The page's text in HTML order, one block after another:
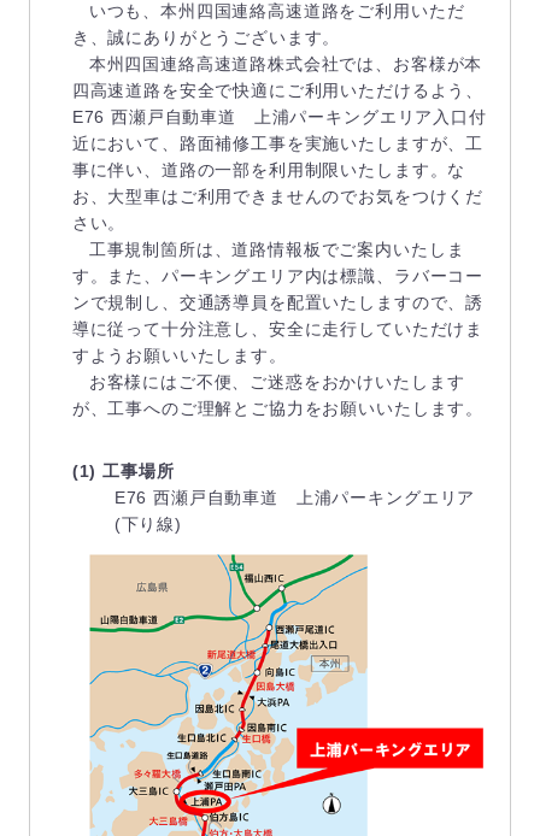
いつも、本州四国連絡高速道路をご利用いただ
き、誠にありがとうございます。
本州四国連絡高速道路株式会社では、お客様が本
四高速道路を安全で快適にご利用いただけるよう、
E76 西瀬戸自動車道 上浦パーキングエリア入口付
近において、路面補修工事を実施いたしますが、工
事に伴い、道路の一部を利用制限いたします。な
お、大型車はご利用できませんのでお気をつけくだ
さい。
工事規制箇所は、道路情報板でご案内いたしま
す。また、パーキングエリア内は標識、ラバーコー
ンで規制し、交通誘導員を配置いたしますので、誘
導に従って十分注意し、安全に走行していただけま
すようお願いいたします。
お客様にはご不便、ご迷惑をおかけいたします
が、工事へのご理解とご協力をお願いいたします。
(1) 工事場所
E76 西瀬戸自動車道 上浦パーキングエリア
(下り線)